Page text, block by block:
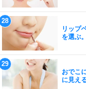
リップ
を選ぶ。
おでこ
に見える